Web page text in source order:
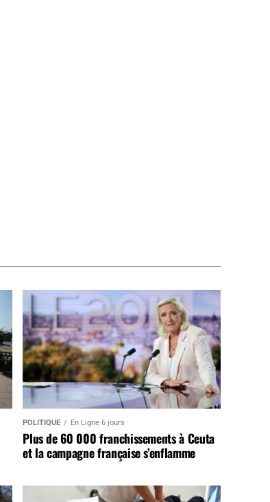
POLITIQUE En Ligne 6 jours
Plus de 60 000 franchissements à Ceuta
et la campagne française s’enflamme